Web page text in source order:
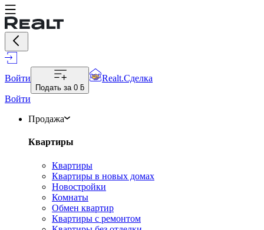
Войти
Подать за 0 ƃ
Realt.Сделка
Войти
Продажа
Квартиры
Квартиры
Квартиры в новых домах
Новостройки
Комнаты
Обмен квартир
Квартиры с ремонтом